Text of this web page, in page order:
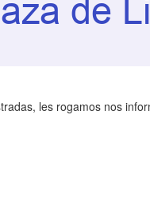
les rogamos nos